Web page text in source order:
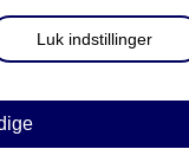
Luk indstillinger